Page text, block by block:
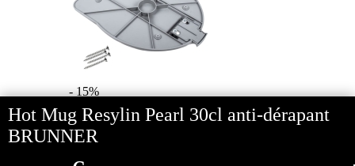
- 15%
Kit fixation au sol Porta ...
Hot Mug Resylin Pearl 30cl anti-dérapant
BRUNNER